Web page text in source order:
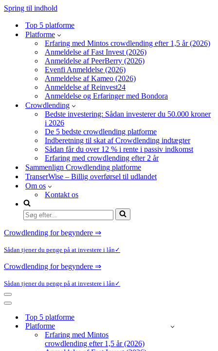
Spring til indhold
Top 5 platforme
Platforme
Erfaring med Mintos crowdlending efter 1,5 år (2026)
Anmeldelse af Fast Invest (2026)
Anmeldelse af PeerBerry (2026)
Evenfi Anmeldelse (2026)
Anmeldelse af Kameo (2026)
Anmeldelse af Reinvest24
Anmeldelse og Erfaringer med Bondora
Crowdlending
Bedste investering: Sådan investerer du 50.000 kroner
i 2026
De 5 bedste crowdlending platforme
Indberetning til skat af Crowdlending indtægter
Sådan får du over 12 % i rente i passiv indkomst
Erfaring med crowdlending efter 2 år
Sammenlign Crowdlending platforme
TranserWise – Billig overførsel til udlandet
Om os
Kontakt os
Søg
efter...
Crowdlending for begyndere ⇒
Sådan tjener du penge på at investere i lån✓
Crowdlending for begyndere ⇒
Sådan tjener du penge på at investere i lån✓
Navigation
menu
Navigation
Top 5 platforme
Platforme
Erfaring med Mintos
crowdlending efter 1,5 år (2026)